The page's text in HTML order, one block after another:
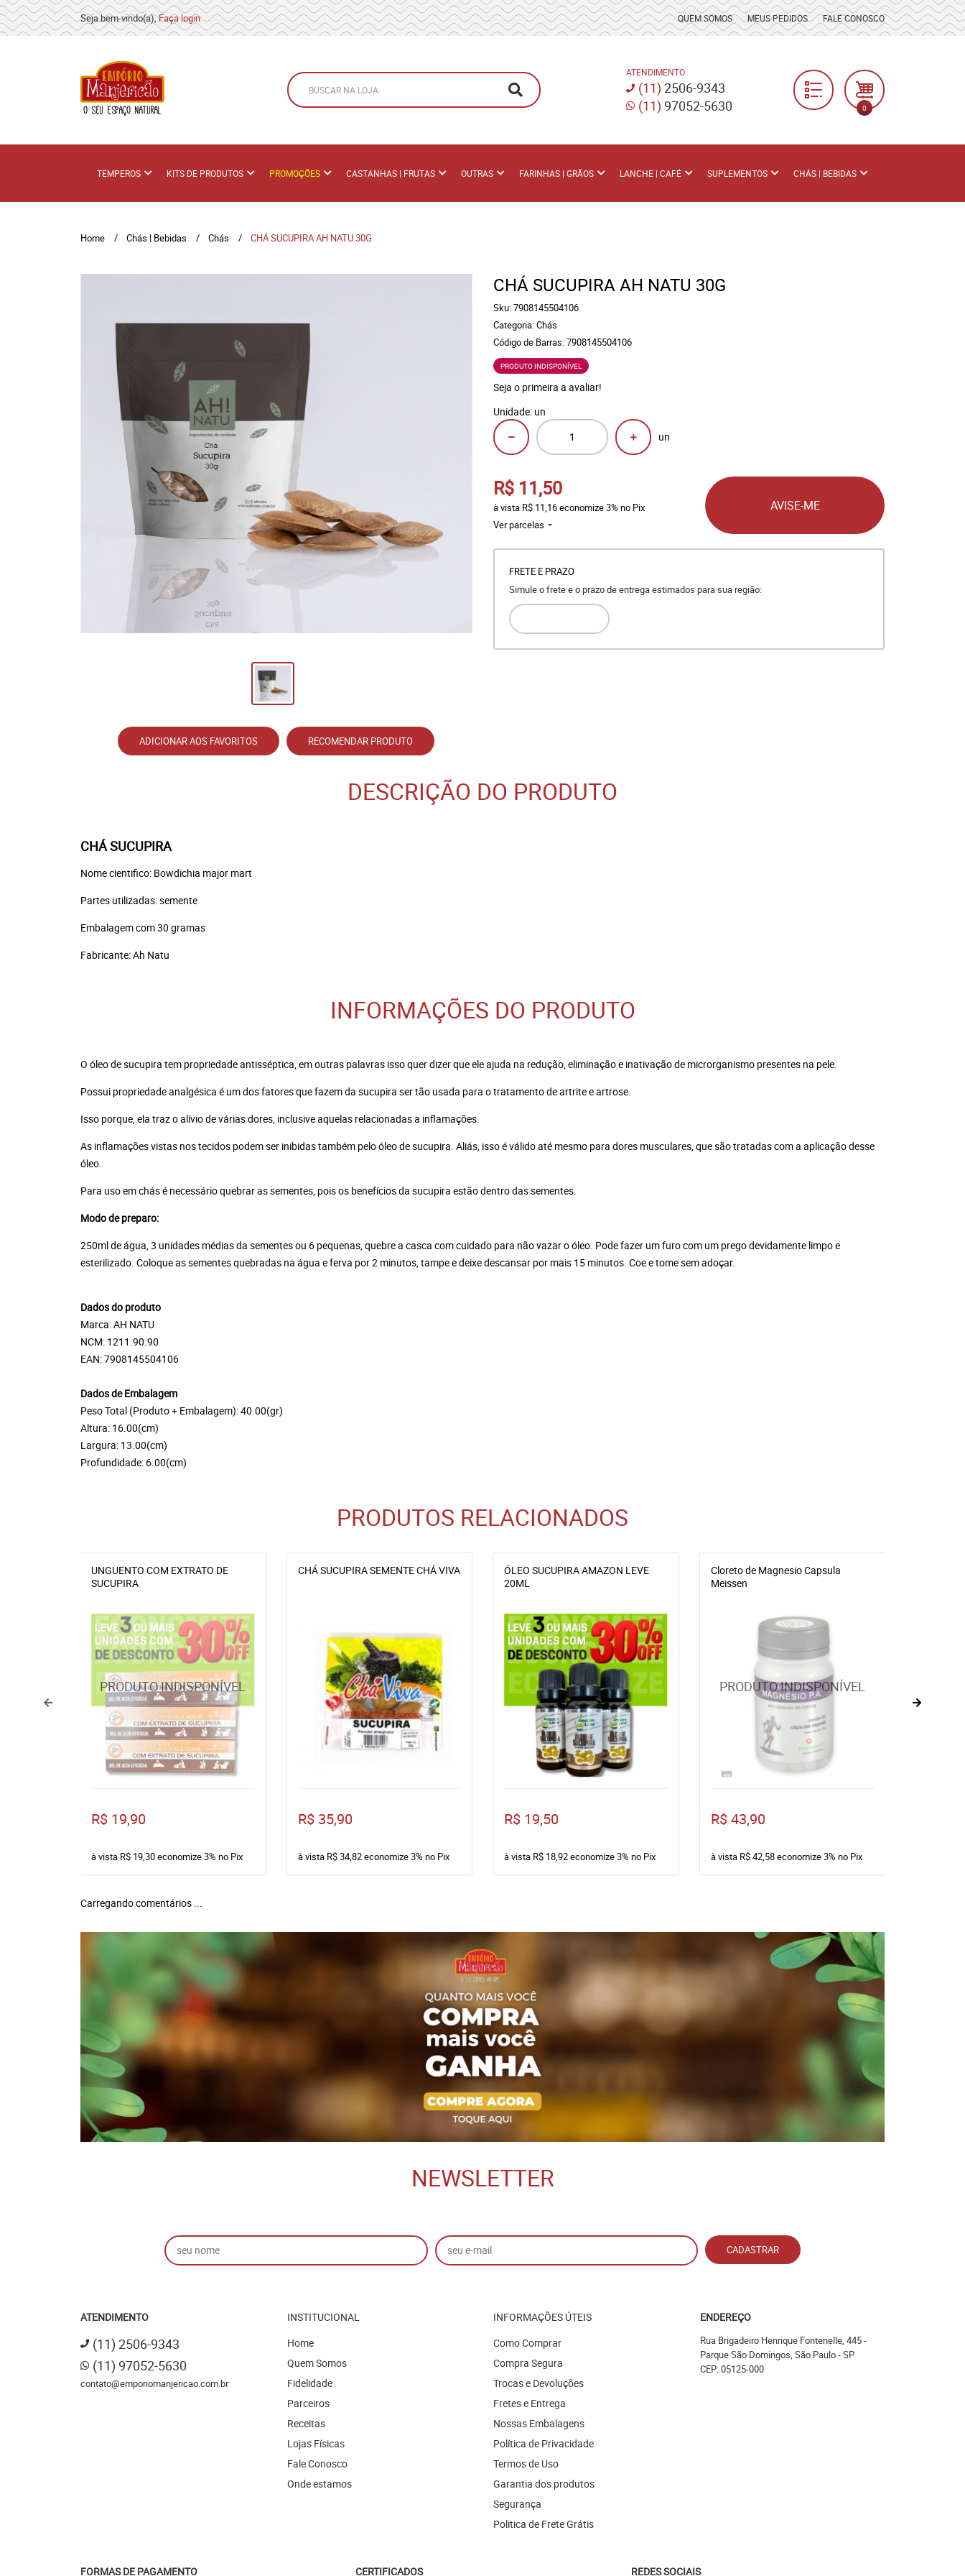
Seja bem-vindo(a),Faça login QUEM SOMOS MEUS PEDIDOS FALE CONOSCO
ATENDIMENTO
(11) 2506-9343
(11) 97052-5630 0
TEMPEROS KITS DE PRODUTOS PROMOÇÕES CASTANHAS | FRUTAS OUTRAS FARINHAS | GRÃOS LANCHE | CAFÉ SUPLEMENTOS CHÁS | BEBIDAS
Home Chás | Bebidas Chás CHÁ SUCUPIRA AH NATU 30G
ADICIONAR AOS FAVORITOS RECOMENDAR PRODUTO
CHÁ SUCUPIRA AH NATU 30G
Sku:7908145504106
Categoria:Chás
Código de Barras:7908145504106
PRODUTO INDISPONÍVEL
Seja o primeira a avaliar!
Unidade: un
un
R$ 11,50
à vista R$ 11,16economize3% no Pix
Ver parcelas
AVISE-ME
FRETE E PRAZO
Simule o frete e o prazo de entrega estimados para sua região:
DESCRIÇÃO DO PRODUTO
CHÁ SUCUPIRA
Nome cientifico: Bowdichia major mart
Partes utilizadas: semente
Embalagem com 30 gramas
Fabricante: Ah Natu
INFORMAÇÕES DO PRODUTO
O óleo de sucupira tem propriedade antisséptica, em outras palavras isso quer dizer que ele ajuda na redução, eliminação e inativação de microrganismo presentes na pele.
Possui propriedade analgésica é um dos fatores que fazem da sucupira ser tão usada para o tratamento de artrite e artrose.
Isso porque, ela traz o alívio de várias dores, inclusive aquelas relacionadas a inflamações.
As inflamações vistas nos tecidos podem ser inibidas também pelo óleo de sucupira. Aliás, isso é válido até mesmo para dores musculares, que são tratadas com a aplicação desse
óleo.
Para uso em chás é necessário quebrar as sementes, pois os benefícios da sucupira estão dentro das sementes.
Modo de preparo:
250ml de água, 3 unidades médias da sementes ou 6 pequenas, quebre a casca com cuidado para não vazar o óleo. Pode fazer um furo com um prego devidamente limpo e
esterilizado. Coloque as sementes quebradas na água e ferva por 2 minutos, tampe e deixe descansar por mais 15 minutos. Coe e tome sem adoçar.
Dados do produto
Marca: AH NATU
NCM: 1211.90.90
EAN: 7908145504106
Dados de Embalagem
Peso Total (Produto + Embalagem): 40.00(gr)
Altura: 16.00(cm)
Largura: 13.00(cm)
Profundidade: 6.00(cm)
PRODUTOS RELACIONADOS
UNGUENTO COM EXTRATO DE
SUCUPIRA
R$ 19,90
à vista R$ 19,30economize3% no Pix
CHÁ SUCUPIRA SEMENTE CHÁ VIVA
R$ 35,90
à vista R$ 34,82economize3% no Pix
ÓLEO SUCUPIRA AMAZON LEVE
20ML
R$ 19,50
à vista R$ 18,92economize3% no Pix
Cloreto de Magnesio Capsula
Meissen
R$ 43,90
à vista R$ 42,58economize3% no Pix
Carregando comentários ...
NEWSLETTER
CADASTRAR
ATENDIMENTO
(11) 2506-9343
(11) 97052-5630
contato@emporiomanjericao.com.br
INSTITUCIONAL
Home
Quem Somos
Fidelidade
Parceiros
Receitas
Lojas Físicas
Fale Conosco
Onde estamos
INFORMAÇÕES ÚTEIS
Como Comprar
Compra Segura
Trocas e Devoluções
Fretes e Entrega
Nossas Embalagens
Política de Privacidade
Termos de Uso
Garantia dos produtos
Segurança
Politica de Frete Grátis
ENDEREÇO
Rua Brigadeiro Henrique Fontenelle, 445-
Parque São Domingos, São Paulo-SP
CEP: 05125-000
FORMAS DE PAGAMENTO CERTIFICADOS REDES SOCIAIS